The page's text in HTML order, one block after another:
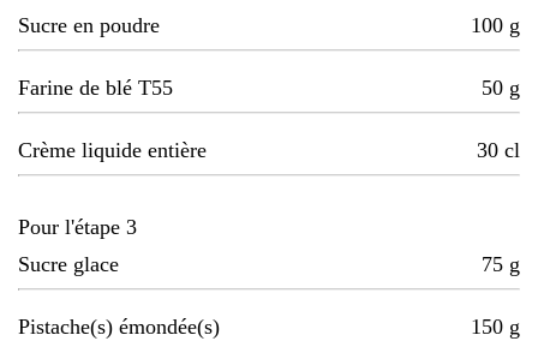
Sucre en poudre 100 g
Farine de blé T55 50 g
Crème liquide entière 30 cl
Pour l'étape 3
Sucre glace
75 g
Pistache(s) émondée(s) 150 g